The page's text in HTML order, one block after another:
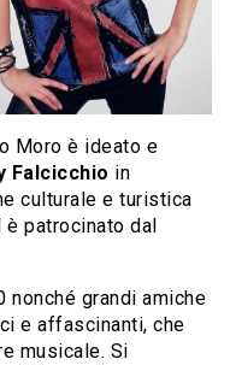
Moro è ideato e
Falcicchio in
culturale e turistica
è patrocinato dal
nonché grandi amiche
e affascinanti, che
musicale. Si